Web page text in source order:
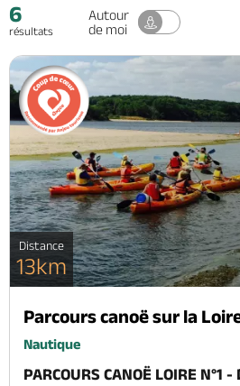
6
résultats
Autour
de moi
Distance
13km
Parcours canoë sur la
Nautique
PARCOURS CANOË LOIRE N°1